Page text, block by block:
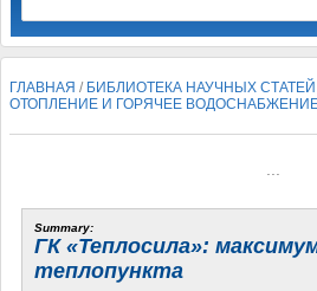
ГЛАВНАЯ / БИБЛИОТЕКА НАУЧНЫХ СТАТЕЙ
ОТОПЛЕНИЕ И ГОРЯЧЕЕ
Summary:
ГК «Теплосила»:
теплопункта